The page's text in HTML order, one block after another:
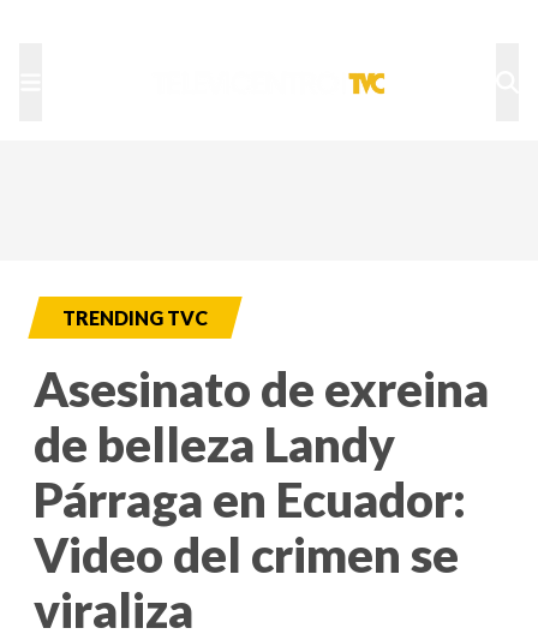
TRENDING TVC
Asesinato de exreina
de belleza Landy
Párraga en Ecuador:
Video del crimen se
viraliza